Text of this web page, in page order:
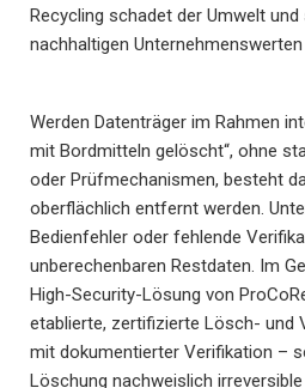
Recycling schadet der Umwelt
nachhaltigen
Werden Datenträger im Rahmen
mit Bordmitteln gelöscht“, ohne
oder Prüfmechanismen, besteht
oberflächlich entfernt werden.
Bedienfehler oder fehlende
unberechenbaren Restdaten. Im
High-Security-Lösung von
etablierte, zertifizierte Lösch- und
mit dokumentierter Verifikation –
Löschung nachweislich